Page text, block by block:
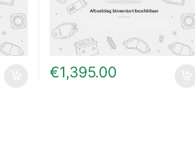
€1,395.00